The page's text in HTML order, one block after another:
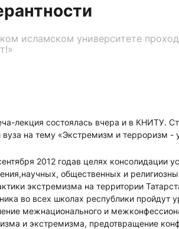
исламском университете
лекция состоялась вчера и в КНИТУ.
на тему «Экстремизм и терроризм -
2012 годав целях консолидации
общественных и
экстремизма на территории
во всех школах республики пройдут
межнационального и
и экстремизма, предотвращение